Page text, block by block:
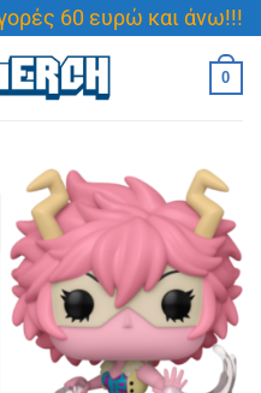
60 ευρώ και άνω!!!
0